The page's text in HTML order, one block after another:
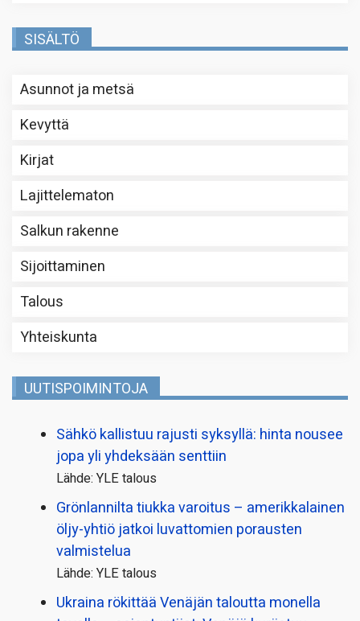
SISÄLTÖ
Asunnot ja metsä
Kevyttä
Kirjat
Lajittelematon
Salkun rakenne
Sijoittaminen
Talous
Yhteiskunta
UUTISPOIMINTOJA
Sähkö kallistuu rajusti syksyllä: hinta nousee
jopa yli yhdeksään senttiin
Lähde: YLE talous
Grönlannilta tiukka varoitus – amerikkalainen
öljy-yhtiö jatkoi luvattomien porausten
valmistelua
Lähde: YLE talous
Ukraina rökittää Venäjän taloutta monella